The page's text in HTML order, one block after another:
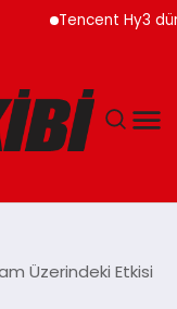
Tencent Hy3 dünya
Üzerindeki Etkisi